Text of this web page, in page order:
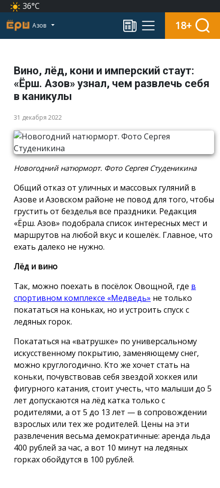
36°C
Азов 18+
Вино, лёд, кони и имперский стаут:
«Ёрш. Азов» узнал, чем развлечь себя
в каникулы
31 декабря 2022
Новогодний натюрморт. Фото Сергея Студеникина
Общий отказ от уличных и массовых гуляний в
Азове и Азовском районе не повод для того, чтобы
грустить от безделья все праздники. Редакция
«Ёрш. Азов» подобрала список интересных мест и
маршрутов на любой вкус и кошелёк. Главное, что
ехать далеко не нужно.
Лёд и вино
Так, можно поехать в посёлок Овощной, где в
спортивном комплексе «Медведь» не только
покататься на коньках, но и устроить спуск с
ледяных горок.
Покататься на «ватрушке» по универсальному
искусственному покрытию, заменяющему снег,
можно круглогодично. Кто же хочет стать на
коньки, почувствовав себя звездой хоккея или
фигурного катания, стоит учесть, что малыши до 5
лет допускаются на лёд катка только с
родителями, а от 5 до 13 лет — в сопровождении
взрослых или тех же родителей. Цены на эти
развлечения весьма демократичные: аренда льда
400 рублей за час, а вот 10 минут на ледяных
горках обойдутся в 100 рублей.